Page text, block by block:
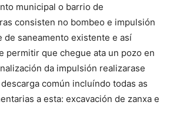
municipal o barrio de
consisten no bombeo e impulsión
de saneamento existente e así
permitir que chegue ata un pozo en
da impulsión realizarase
común incluíndo todas as
a esta: excavación de zanxa e